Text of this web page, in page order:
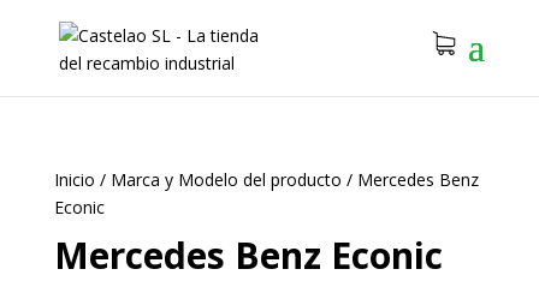
Inicio / Marca y Modelo del producto / Mercedes Benz
Econic
Mercedes Benz Econic